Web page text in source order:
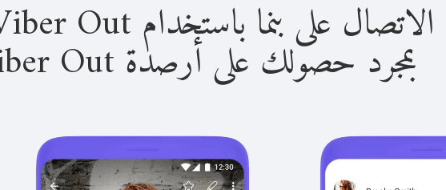
الاتصال على بنما باستخدام Viber Out سهل للغاية.
بمجرد حصولك على أرصدة Viber Out، يمكنك: